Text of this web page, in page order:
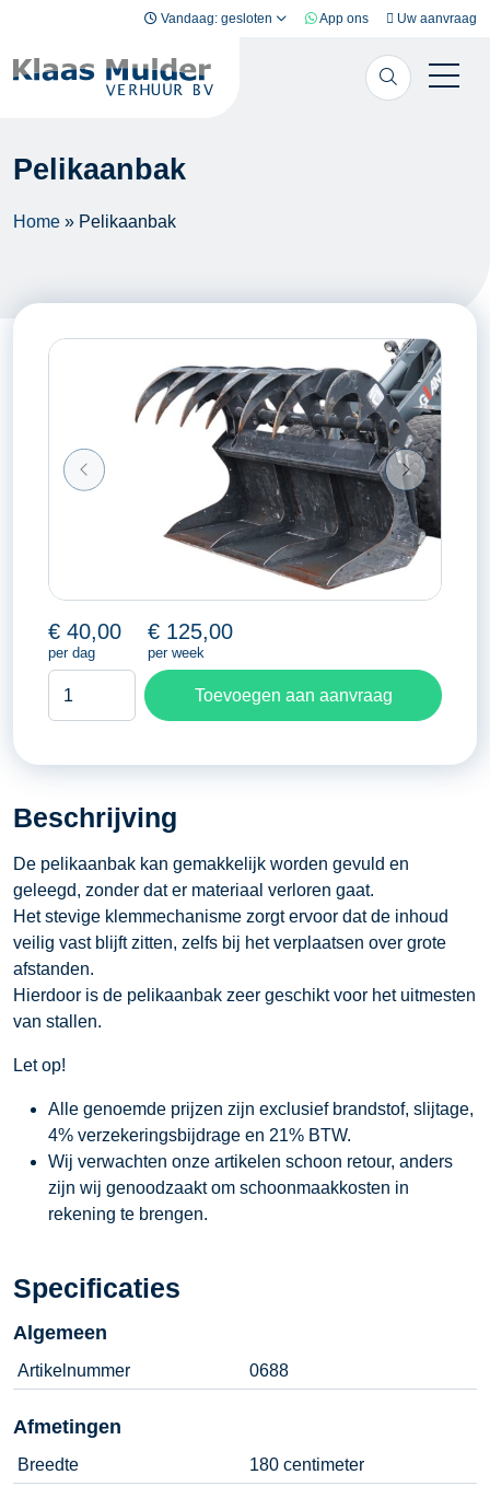
Vandaag: gesloten App ons Uw aanvraag
Pelikaanbak
Home » Pelikaanbak
€ 40,00
per dag
€ 125,00
per week
Toevoegen aan aanvraag
Beschrijving
De pelikaanbak kan gemakkelijk worden gevuld en
geleegd, zonder dat er materiaal verloren gaat.
Het stevige klemmechanisme zorgt ervoor dat de inhoud
veilig vast blijft zitten, zelfs bij het verplaatsen over grote
afstanden.
Hierdoor is de pelikaanbak zeer geschikt voor het uitmesten
van stallen.
Let op!
Alle genoemde prijzen zijn exclusief brandstof, slijtage,
4% verzekeringsbijdrage en 21% BTW.
Wij verwachten onze artikelen schoon retour, anders
zijn wij genoodzaakt om schoonmaakkosten in
rekening te brengen.
Specificaties
Algemeen
Artikelnummer 0688
Afmetingen
Breedte 180 centimeter